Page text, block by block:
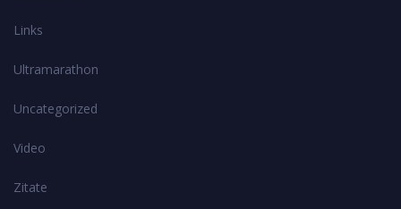
Links
Ultramarathon
Uncategorized
Video
Zitate